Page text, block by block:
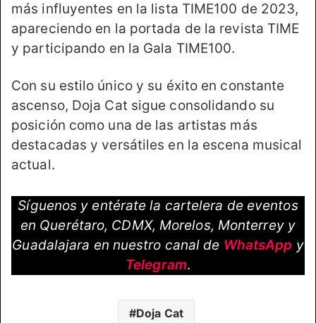
más influyentes en la lista TIME100 de 2023,
apareciendo en la portada de la revista TIME
y participando en la Gala TIME100.
Con su estilo único y su éxito en constante
ascenso, Doja Cat sigue consolidando su
posición como una de las artistas más
destacadas y versátiles en la escena musical
actual.
Síguenos y entérate la cartelera de eventos
en Querétaro, CDMX, Morelos, Monterrey y
Guadalajara en nuestro canal de WhatsApp y
Telegram.
Doja Cat